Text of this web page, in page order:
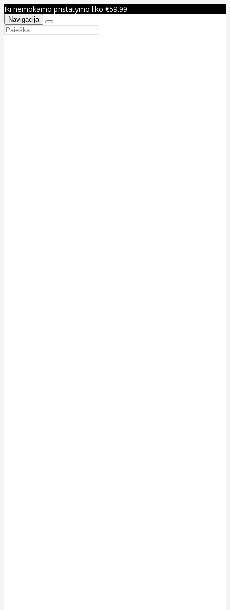
Iki nemokamo pristatymo liko €59.99
Navigacija